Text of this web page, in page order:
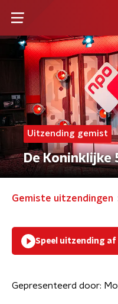
Uitzending gemist
De Koninklijke
Gemiste uitzendingen
Speel uitzending af
Gepresenteerd door: